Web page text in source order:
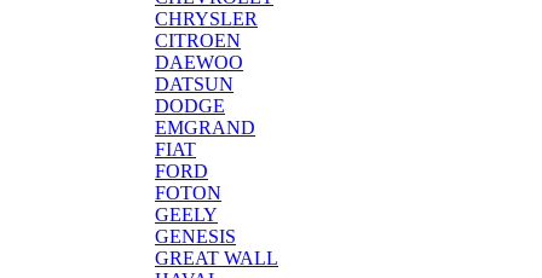
CHRYSLER
CITROEN
DAEWOO
DATSUN
DODGE
EMGRAND
FIAT
FORD
FOTON
GEELY
GENESIS
GREAT WALL